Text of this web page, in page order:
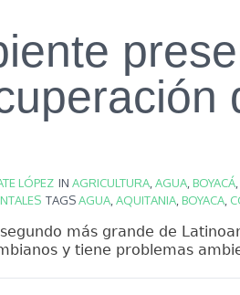
LÓPEZ IN AGRICULTURA AGUA BOYACÁ
TAGSAGUA AQUITANIA BOYACA
más grande de
y tiene problemas